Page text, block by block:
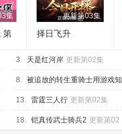
集
第
更新第03集
择日飞升
3. 天是红河岸 更新第02集
8. 被追放的转生重骑士用游戏知
识开无双 更新第03集
13. 雷霆三人行 更新第02集
18. 铠真传武士骑兵2 更新第02